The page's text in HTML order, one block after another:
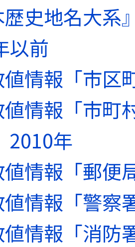
歴史地名大
以前
情報「市区
情報「市町
2010年
情報「郵便
情報「警察
情報「消防